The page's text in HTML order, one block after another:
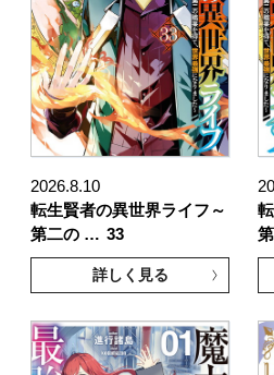
2026.8.10
転生賢者の異世界ライフ～
第二の … 33
詳しく見る